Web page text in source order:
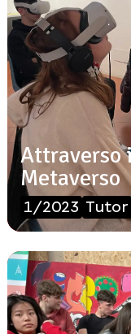
Attraverso
Metaverso
1/2023 Tutor